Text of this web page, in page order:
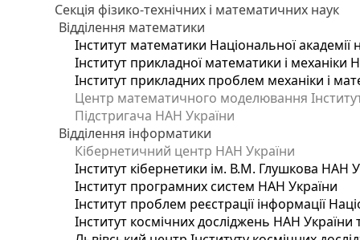
Секція фізико-технічних і математичних наук
Відділення математики
Інститут математики Національної академії
Інститут прикладної математики і механіки
Інститут прикладних проблем механіки і
Центр математичного моделювання
Підстригача НАН України
Відділення інформатики
Кібернетичний центр НАН України
Інститут кібернетики ім. В.М. Глушкова НАН
Інститут програмних систем НАН України
Інститут проблем реєстрації інформації
Інститут космічних досліджень НАН України